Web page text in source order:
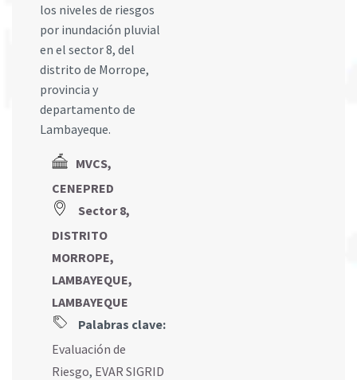
los niveles de riesgos
por inundación pluvial
en el sector 8, del
distrito de Morrope,
provincia y
departamento de
Lambayeque.
MVCS,
CENEPRED
Sector 8,
DISTRITO
MORROPE,
LAMBAYEQUE,
LAMBAYEQUE
Palabras clave:
Evaluación de
Riesgo, EVAR SIGRID